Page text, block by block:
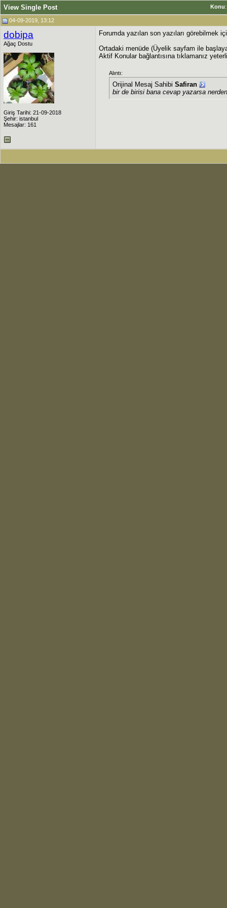
Konu
View Single Post
04-09-2019, 13:12
dobipa
Ağaç Dostu
Giriş Tarihi: 21-09-2018
Şehir: istanbul
Mesajlar: 161
Forumda yazılan son yazıları görebilmek
Ortadaki menüde (Üyelik sayfam ile
Aktif Konular bağlantısına tıklamanız
Alıntı:
Orijinal Mesaj Sahibi Safiran
bir de birisi bana cevap yazarsa